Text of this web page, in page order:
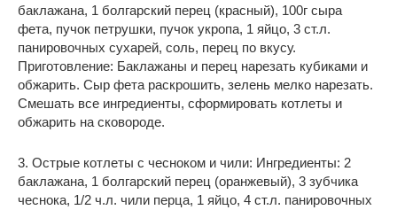
баклажана, 1 болгарский перец (красный), 100г сыра
фета, пучок петрушки, пучок укропа, 1 яйцо, 3 ст.л.
панировочных сухарей, соль, перец по вкусу.
Приготовление: Баклажаны и перец нарезать кубиками и
обжарить. Сыр фета раскрошить, зелень мелко нарезать.
Смешать все ингредиенты, сформировать котлеты и
обжарить на сковороде.
3. Острые котлеты с чесноком и чили: Ингредиенты: 2
баклажана, 1 болгарский перец (оранжевый), 3 зубчика
чеснока, 1/2 ч.л. чили перца, 1 яйцо, 4 ст.л. панировочных